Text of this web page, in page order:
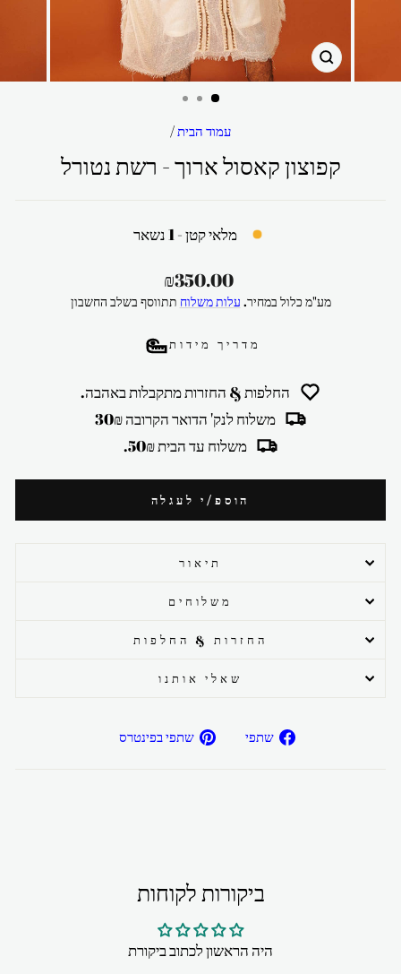
סגור
עמוד הבית/
קפוצון קאסול ארוך - רשת נטורל
מלאי קטן - 1 נשאר
מחיר
רגיל
₪350.00
מע"מ כלול במחיר. עלות משלוח תתווסף בשלב החשבון
מדריך מידות
החלפות & החזרות מתקבלות באהבה.
משלוח לנק' הדואר הקרובה 30₪
משלוח עד הבית 50₪.
הוספ/י לעגלה
תיאור
משלוחים
החזרות & החלפות
שאלי אותנו
שתפי
שתפ/י שתפי בפינטרס
ביקורות לקוחות
היה הראשון לכתוב ביקורת